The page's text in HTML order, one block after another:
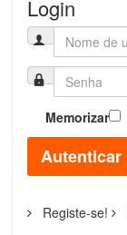
Login
Memorizar
Autenticar
Registe-se!